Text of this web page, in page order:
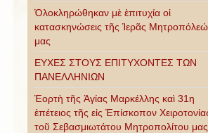
Ὁλοκληρώθηκαν μὲ ἐπιτυχία οἱ
κατασκηνώσεις τῆς Ἱερᾶς
μας
ΕΥΧΕΣ ΣΤΟΥΣ ΕΠΙΤΥΧΟΝΤΕΣ ΤΩΝ
ΠΑΝΕΛΛΗΝΙΩΝ
Ἑορτὴ τῆς Ἁγίας Μαρκέλλης καὶ 31η
ἐπέτειος τῆς εἰς Ἐπίσκοπον
τοῦ Σεβασμιωτάτου Μητροπολίτου μας